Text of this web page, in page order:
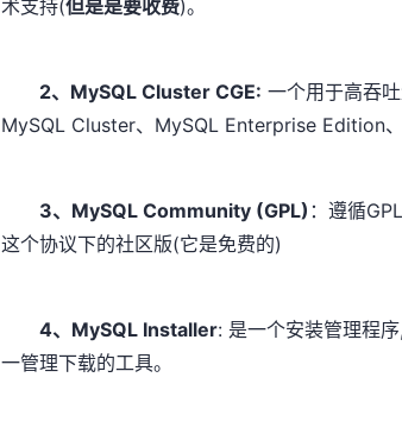
术支持(但是是要收费)。
2、MySQL Cluster CGE: 一个用于高吞
MySQL Cluster、MySQL Enterprise Edition
3、MySQL Community (GPL) ：遵循
这个协议下的社区版(它是免费的)
4、MySQL Installer: 是一个安装管理程
一管理下载的工具。